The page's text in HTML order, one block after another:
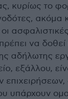
κυρίως το
ακόμα
να δοθεί
αδήλωτης
εξάλλου,
επιχειρήσεων,
υπάρχουν